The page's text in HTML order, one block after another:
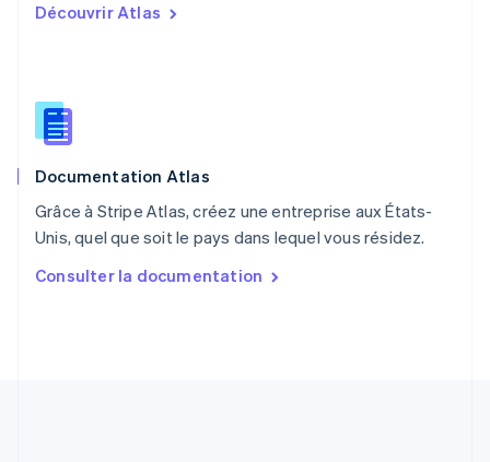
Découvrir Atlas
Documentation Atlas
Grâce à Stripe Atlas, créez une entreprise aux États-
Unis, quel que soit le pays dans lequel vous résidez.
Consulter la documentation
PortuguêsEnglish
English
Roumanie
Royaume-Uni
Singapour
English简体中文
English